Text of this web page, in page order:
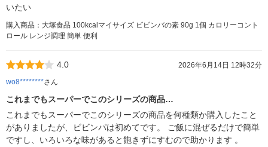
いたい
購入商品：大塚食品 100kcalマイサイズ ビビンバの素 90g 1個 カロリーコント
ロール レンジ調理 簡単 便利
4.0
2026年6月14日 12時32分
wo8********さん
これまでもスーパーでこのシリーズの商品…
これまでもスーパーでこのシリーズの商品を何種類か購入したこと
がありましたが、ビビンパは初めてです。 ご飯に混ぜるだけで簡単
ですし、いろいろな味があると飽きずにすむので助かります 。